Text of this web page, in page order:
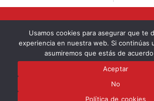
Copyright © 2022. Worzero. Todos los
Usamos cookies para asegurar que te
experiencia en nuestra web. Si continúas
asumiremos que estás de
Aceptar
No
Política de cookies